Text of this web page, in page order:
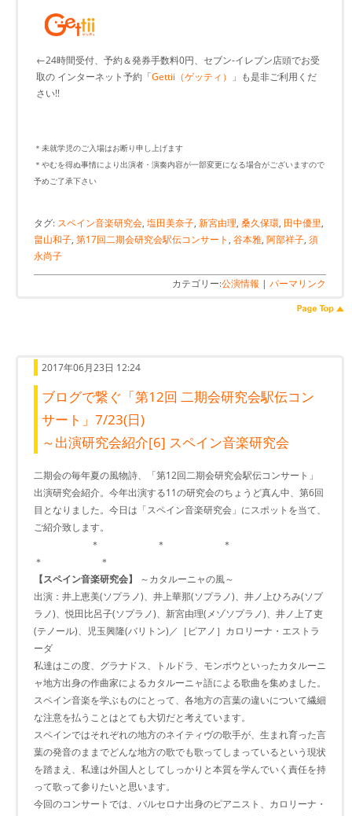
←24時間受付、予約＆発券手数料0円、セブン-イレブン店頭でお受
取の インターネット予約「Gettii（ゲッティ）
」も是非ご利用くだ
さい!!
＊未就学児のご入場はお断り申し上げます
＊やむを得ぬ事情により出演者・演奏内容が一部変更になる場合がございますので
予めご了承下さい
タグ: スペイン音楽研究会, 塩田美奈子, 新宮由理, 桑久保環, 田中優里,
畠山和子, 第17回二期会研究会駅伝コンサート, 谷本雅, 阿部祥子, 須
永尚子
カテゴリー:公演情報 | パーマリンク
2017年06月23日 12:24
ブログで繋ぐ「第12回 二期会研究会駅伝コン
サート」7/23(日)
～出演研究会紹介[6] スペイン音楽研究会
二期会の毎年夏の風物詩、「第12回二期会研究会駅伝コンサート」
出演研究会紹介。今年出演する11の研究会のちょうど真ん中、第6回
目となりました。今日は「スペイン音楽研究会」にスポットを当て、
ご紹介致します。
＊ ＊ ＊
＊ ＊
【スペイン音楽研究会】
～カタルーニャの風～
出演：井上恵美(ソプラノ)、井上華那(ソプラノ)、井ノ上ひろみ(ソプ
ラノ)、悦田比呂子(ソプラノ)、新宮由理(メゾソプラノ)、井ノ上了吏
(テノール)、児玉興隆(バリトン)／［ピアノ］カロリーナ・エストラ
ーダ
私達はこの度、グラナドス、トルドラ、モンポウといったカタルーニ
ャ地方出身の作曲家によるカタルーニャ語による歌曲を集めました。
スペイン音楽を学ぶものにとって、各地方の言葉の違いについて繊細
な注意を払うことはとても大切だと考えています。
スペインではそれぞれの地方のネイティヴの歌手が、生まれ育った言
葉の発音のままでどんな地方の歌でも歌ってしまっているという現状
を踏まえ、私達は外国人としてしっかりと本質を学んでいく責任を持
って歌って参りたいと思います。
今回のコンサートでは、バルセロナ出身のピアニスト、カロリーナ・